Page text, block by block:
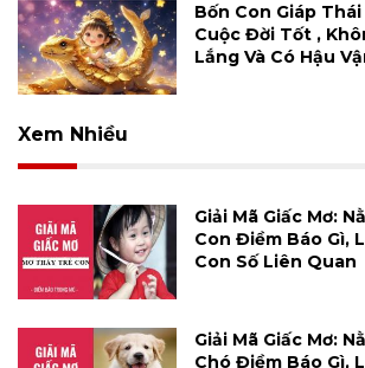
Bốn Con Giáp
Cuộc Đời Tốt ,
Lắng Và Có Hậu
Xem Nhiều
Giải Mã Giấc Mơ:
Con Điềm Báo Gì,
Con Số Liên Quan
Giải Mã Giấc Mơ:
Chó Điềm Báo Gì,